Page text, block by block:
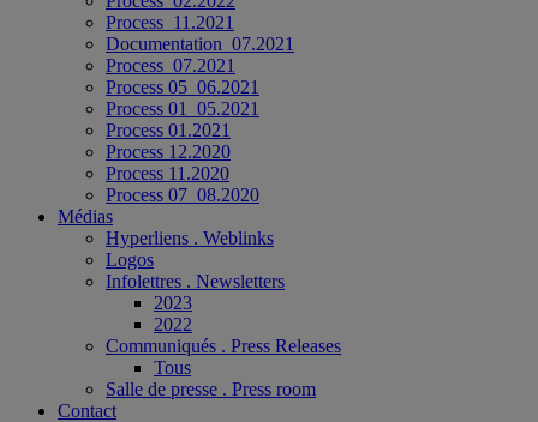
Process_11.2021
Documentation_07.2021
Process_07.2021
Process 05_06.2021
Process 01_05.2021
Process 01.2021
Process 12.2020
Process 11.2020
Process 07_08.2020
Médias
Hyperliens . Weblinks
Logos
Infolettres . Newsletters
2023
2022
Communiqués . Press Releases
Tous
Salle de presse . Press room
Contact